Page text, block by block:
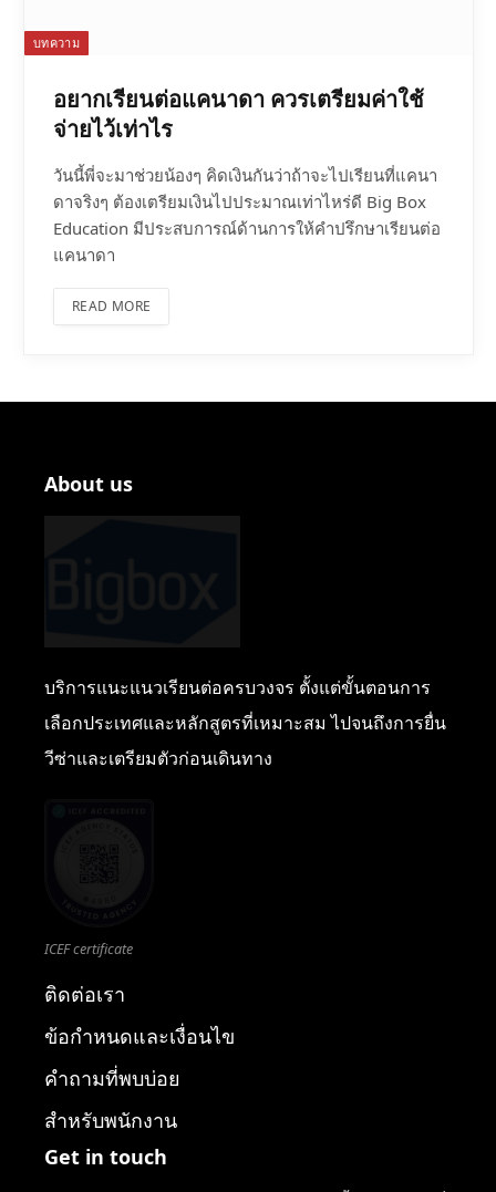
บทความ
อยากเรียนต่อแคนาดา ควรเตรียมค่าใช้
จ่ายไว้เท่าไร
วันนี้พี่จะมาช่วยน้องๆ คิดเงินกันว่าถ้าจะไปเรียนที่แคนา
ดาจริงๆ ต้องเตรียมเงินไปประมาณเท่าไหร่ดี Big Box
Education มีประสบการณ์ด้านการให้คำปรึกษาเรียนต่อ
แคนาดา
READ MORE
About us
บริการแนะแนวเรียนต่อครบวงจร ตั้งแต่ขั้นตอนการ
เลือกประเทศและหลักสูตรที่เหมาะสม ไปจนถึงการยื่น
วีซ่าและเตรียมตัวก่อนเดินทาง
ICEF certificate
ติดต่อเรา
ข้อกำหนดและเงื่อนไข
คำถามที่พบบ่อย
สำหรับพนักงาน
Get in touch